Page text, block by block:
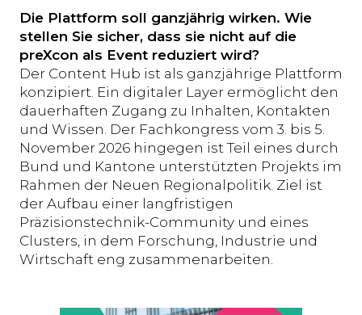
Die Plattform soll ganzjährig wirken. Wie
stellen Sie sicher, dass sie nicht auf die
preXcon als Event reduziert wird?
Der Content Hub ist als ganzjährige Plattform
konzipiert. Ein digitaler Layer ermöglicht den
dauerhaften Zugang zu Inhalten, Kontakten
und Wissen. Der Fachkongress vom 3. bis 5.
November 2026 hingegen ist Teil eines durch
Bund und Kantone unterstützten Projekts im
Rahmen der Neuen Regionalpolitik. Ziel ist
der Aufbau einer langfristigen
Präzisionstechnik-Community und eines
Clusters, in dem Forschung, Industrie und
Wirtschaft eng zusammenarbeiten.